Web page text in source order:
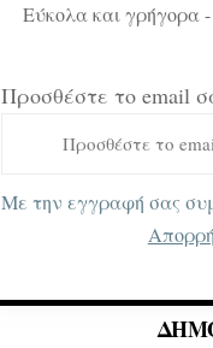
Εύκολα και γρήγορα
Προσθέστε το email
Με την εγγραφή σας